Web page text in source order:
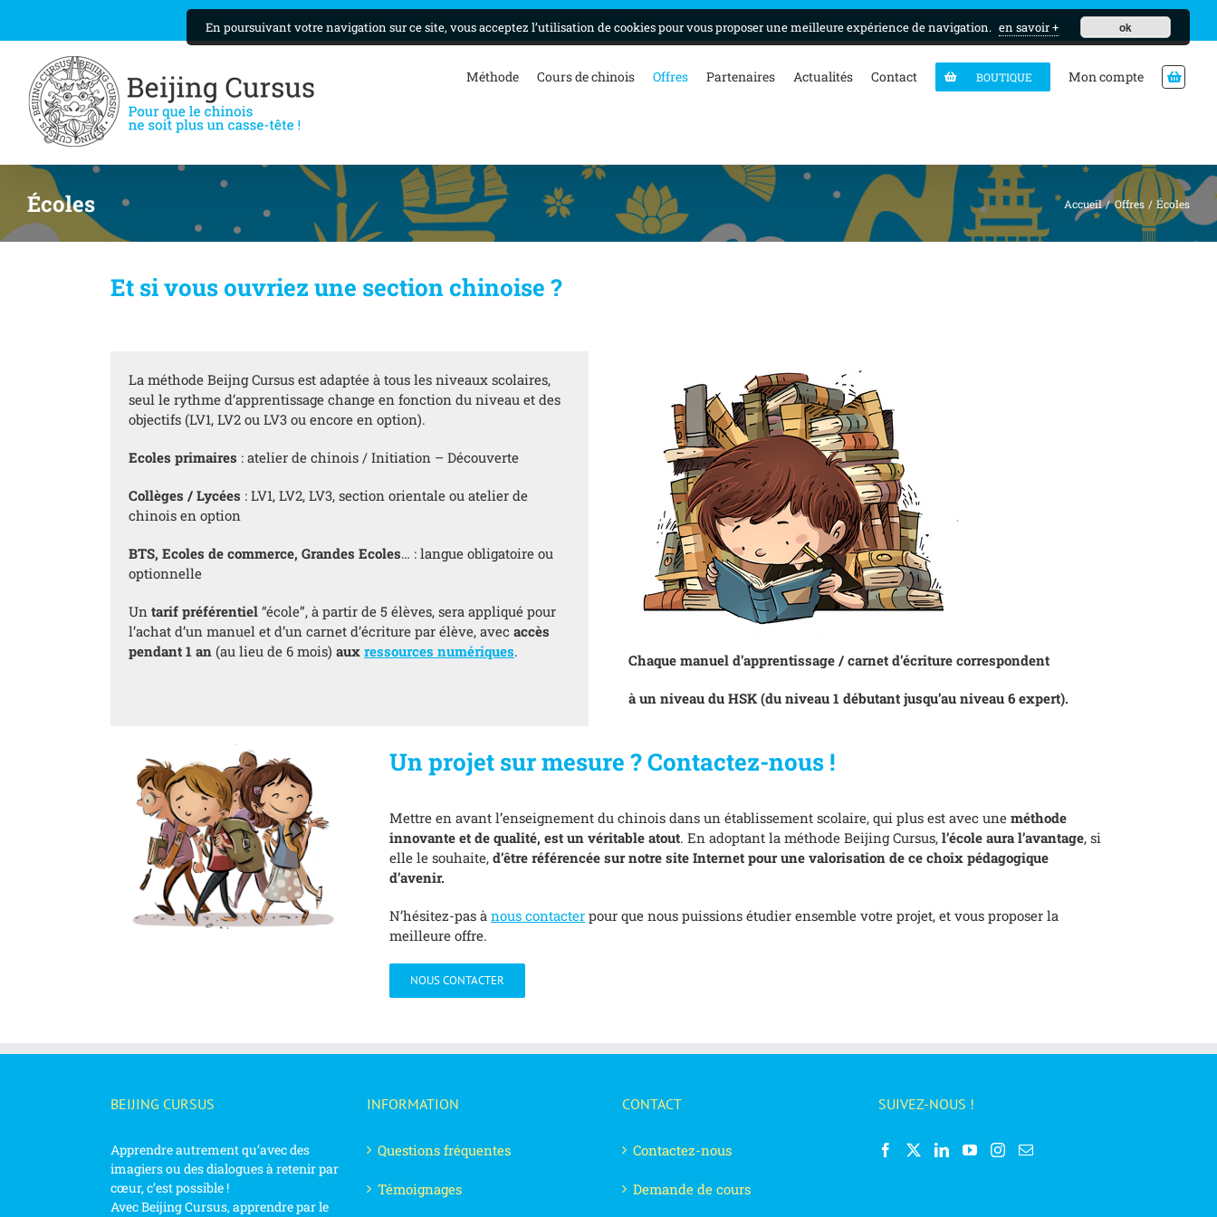
MON CURSUS
Méthode Cours de chinois Offres Partenaires Actualités Contact BOUTIQUE Mon compte
Écoles Accueil Offres Écoles
Et si vous ouvriez une section chinoise ?
La méthode Beijng Cursus est adaptée à tous les niveaux scolaires,
seul le rythme d’apprentissage change en fonction du niveau et des
objectifs (LV1, LV2 ou LV3 ou encore en option).
Ecoles primaires : atelier de chinois / Initiation – Découverte
Collèges / Lycées : LV1, LV2, LV3, section orientale ou atelier de
chinois en option
BTS, Ecoles de commerce, Grandes Ecoles… : langue obligatoire ou
optionnelle
Un tarif préférentiel “école”, à partir de 5 élèves, sera appliqué pour
l’achat d’un manuel et d’un carnet d’écriture par élève, avec accès
pendant 1 an (au lieu de 6 mois) aux ressources numériques. Chaque manuel d’apprentissage / carnet d’écriture correspondent
à un niveau du HSK (du niveau 1 débutant jusqu’au niveau 6 expert).
Un projet sur mesure ? Contactez-nous !
Mettre en avant l’enseignement du chinois dans un établissement scolaire, qui plus est avec une méthode
innovante et de qualité, est un véritable atout. En adoptant la méthode Beijing Cursus, l’école aura l’avantage, si
elle le souhaite, d’être référencée sur notre site Internet pour une valorisation de ce choix pédagogique
d’avenir.
N’hésitez-pas à nous contacter pour que nous puissions étudier ensemble votre projet, et vous proposer la
meilleure offre.
NOUS CONTACTER
BEIJING CURSUS
Apprendre autrement qu’avec des
imagiers ou des dialogues à retenir par
cœur, c’est possible !
Avec Beijing Cursus, apprendre par le
INFORMATION
Questions fréquentes
Témoignages
CONTACT
Contactez-nous
Demande de cours
SUIVEZ-NOUS !
En poursuivant votre navigation sur ce site, vous acceptez l’utilisation de cookies pour vous proposer une meilleure expérience de navigation. en savoir + ok